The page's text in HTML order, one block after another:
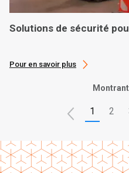
Solutions de sécurité
Pour en savoir plus
1 2